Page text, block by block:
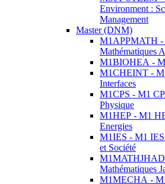
Environment :
Management
Master (DNM)
M1APPMATH -
Mathématiques
M1BIOHEA -
M1CHEINT -
Interfaces
M1CPS - M1
Physique
M1HEP - M1
Energies
M1IES - M1
et Société
Mathématiques
M1MECHA -